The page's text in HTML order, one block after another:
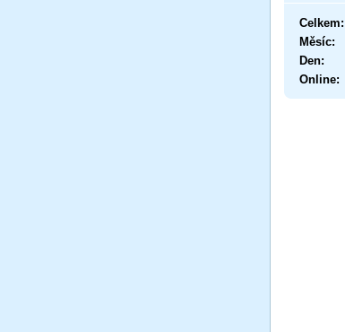
Online:
Celkem:
Měsíc:
Den: